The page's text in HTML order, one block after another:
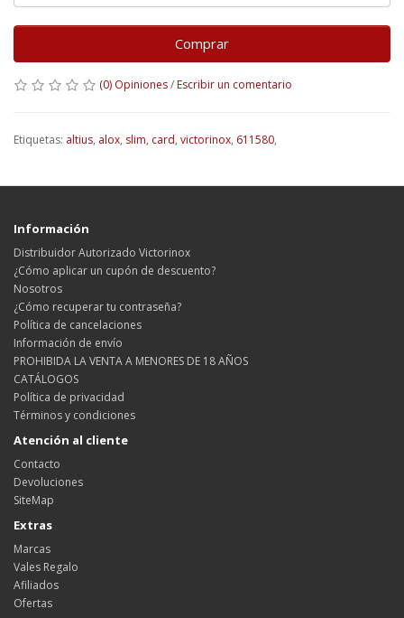
Comprar
(0) Opiniones/ Escribir un comentario
Etiquetas: altius, alox, slim, card, victorinox, 611580,
Información
Distribuidor Autorizado Victorinox
¿Cómo aplicar un cupón de descuento?
Nosotros
¿Cómo recuperar tu contraseña?
Política de cancelaciones
Información de envío
PROHIBIDA LA VENTA A MENORES DE 18 AÑOS
CATÁLOGOS
Política de privacidad
Términos y condiciones
Atención al cliente
Contacto
Devoluciones
SiteMap
Extras
Marcas
Vales Regalo
Afiliados
Ofertas